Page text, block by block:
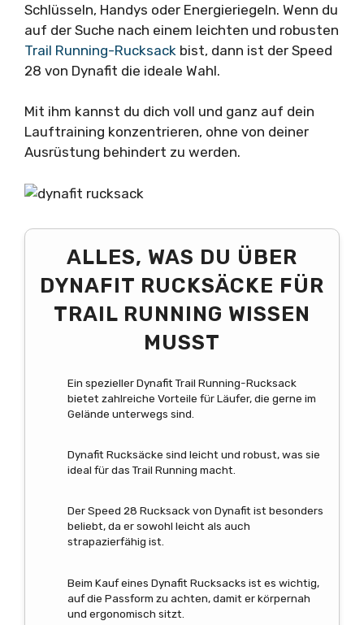
Schlüsseln, Handys oder Energieriegeln. Wenn du
auf der Suche nach einem leichten und robusten
Trail Running-Rucksack bist, dann ist der Speed
28 von Dynafit die ideale Wahl.
Mit ihm kannst du dich voll und ganz auf dein
Lauftraining konzentrieren, ohne von deiner
Ausrüstung behindert zu werden.
ALLES, WAS DU ÜBER
DYNAFIT RUCKSÄCKE FÜR
TRAIL RUNNING WISSEN
MUSST
Ein spezieller Dynafit Trail Running-Rucksack
bietet zahlreiche Vorteile für Läufer, die gerne im
Gelände unterwegs sind.
Dynafit Rucksäcke sind leicht und robust, was sie
ideal für das Trail Running macht.
Der Speed 28 Rucksack von Dynafit ist besonders
beliebt, da er sowohl leicht als auch
strapazierfähig ist.
Beim Kauf eines Dynafit Rucksacks ist es wichtig,
auf die Passform zu achten, damit er körpernah
und ergonomisch sitzt.